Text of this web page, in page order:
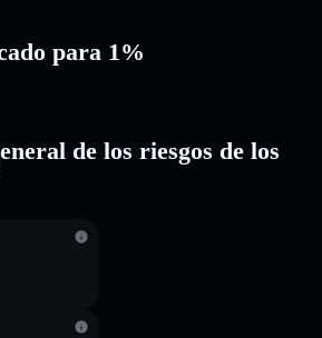
para 1%
de los riesgos de los